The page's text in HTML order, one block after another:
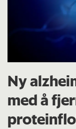
Ny
med å